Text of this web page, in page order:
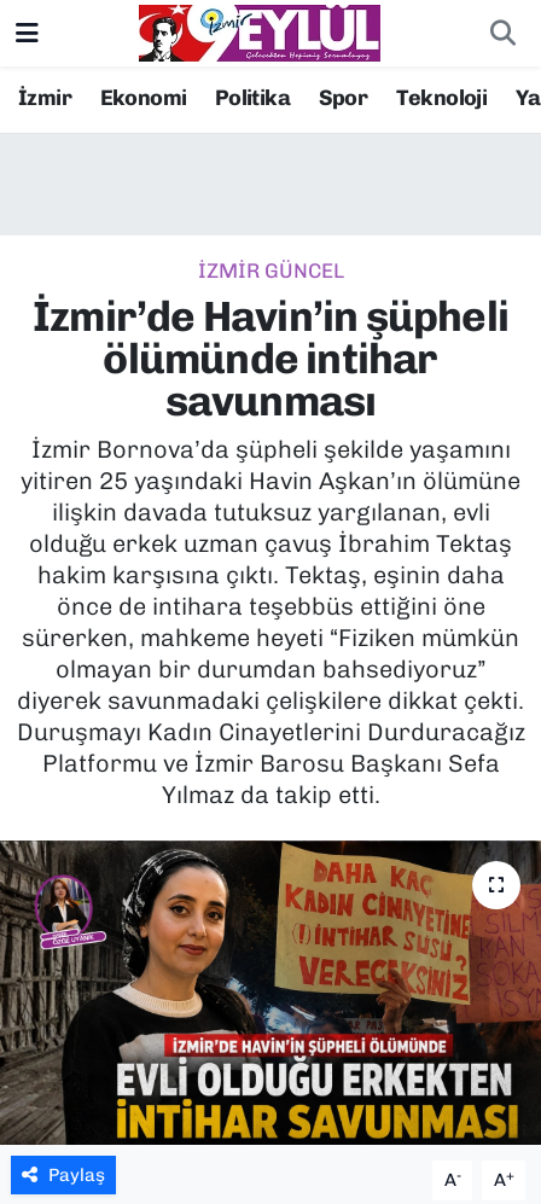
İzmir Ekonomi Politika Spor Teknoloji
İZMİR GÜNCEL
İzmir’de Havin’in şüpheli
ölümünde intihar
savunması
İzmir Bornova’da şüpheli şekilde yaşamını
yitiren 25 yaşındaki Havin Aşkan’ın ölümüne
ilişkin davada tutuksuz yargılanan, evli
olduğu erkek uzman çavuş İbrahim Tektaş
hakim karşısına çıktı. Tektaş, eşinin daha
önce de intihara teşebbüs ettiğini öne
sürerken, mahkeme heyeti “Fiziken mümkün
olmayan bir durumdan bahsediyoruz”
diyerek savunmadaki çelişkilere dikkat çekti.
Duruşmayı Kadın Cinayetlerini Durduracağız
Platformu ve İzmir Barosu Başkanı Sefa
Yılmaz da takip etti.
Paylaş A- A+
Resmi İlanlar
EKONOMİ
KÜLTÜR SANAT
MAGAZİN
POLİTİKA
SAĞLIK
SPOR
TEKNOLOJİ
YAŞAM
Konak Nöbetçi Eczaneler
Süper Lig Puan Durumu ve Fikstür
Tüm Manşetler
Son Dakika Haberleri
Haber Arşivi